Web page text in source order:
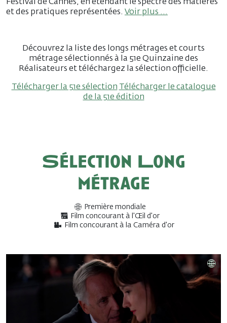
Festival de Cannes, en étendant le spectre des matières
et des pratiques représentées. Voir plus ...
Découvrez la liste des longs métrages et courts
métrage sélectionnés à la 51e Quinzaine des
Réalisateurs et téléchargez la sélection officielle.
Télécharger la 51e sélection
Télécharger le catalogue
de la 51e édition
Sélection Long
métrage
Première mondiale
Film concourant à l'Œil d'or
Film concourant à la Caméra d'or